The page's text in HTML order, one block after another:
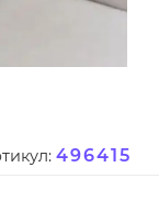
496415